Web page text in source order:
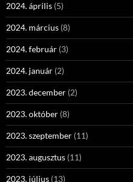
2024. április (5)
2024. március (8)
2024. február (3)
2024. január (2)
2023. december (2)
2023. október (8)
2023. szeptember (11)
2023. augusztus (11)
2023. július (13)